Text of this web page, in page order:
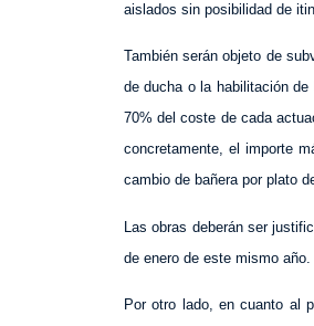
aislados sin posibilidad de
También serán objeto de
de ducha o la habilitación
70% del coste de cada
concretamente, el importe
cambio de bañera por plato
Las obras deberán ser
de enero de este mismo año.
Por otro lado, en cuanto al